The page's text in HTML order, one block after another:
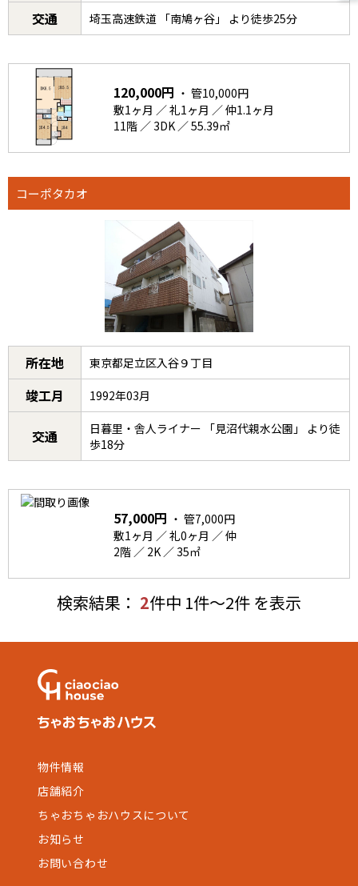
交通 埼玉高速鉄道 「南鳩ヶ谷」 より徒歩25分
120,000円 ・ 管10,000円
敷1ヶ月 ／ 礼1ヶ月 ／ 仲1.1ヶ月
11階 ／ 3DK ／ 55.39㎡
コーポタカオ
所在地 東京都足立区入谷９丁目
竣工月 1992年03月
交通
日暮里・舎人ライナー 「見沼代親水公園」 より徒
歩18分
57,000円 ・ 管7,000円
敷1ヶ月 ／ 礼0ヶ月 ／ 仲
2階 ／ 2K ／ 35㎡
検索結果： 2件中 1件～2件 を表示
物件情報
店舗紹介
ちゃおちゃおハウスについて
お知らせ
お問い合わせ